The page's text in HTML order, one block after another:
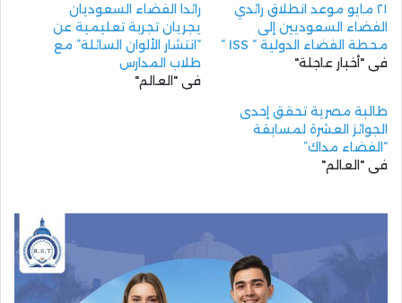
٢١ مايو موعد انطلاق رائدي
الفضاء السعوديين إلى
محطة الفضاء الدولية “ ISS “
في "أخبار عاجلة"
رائدا الفضاء السعوديان
يجريان تجربة تعليمية عن
“انتشار الألوان السائلة” مع
طلاب المدارس
في "العالم"
طالبة مصرية تحقق إحدى
الجوائز العشرة لمسابقة
“الفضاء مداك”
في "العالم"